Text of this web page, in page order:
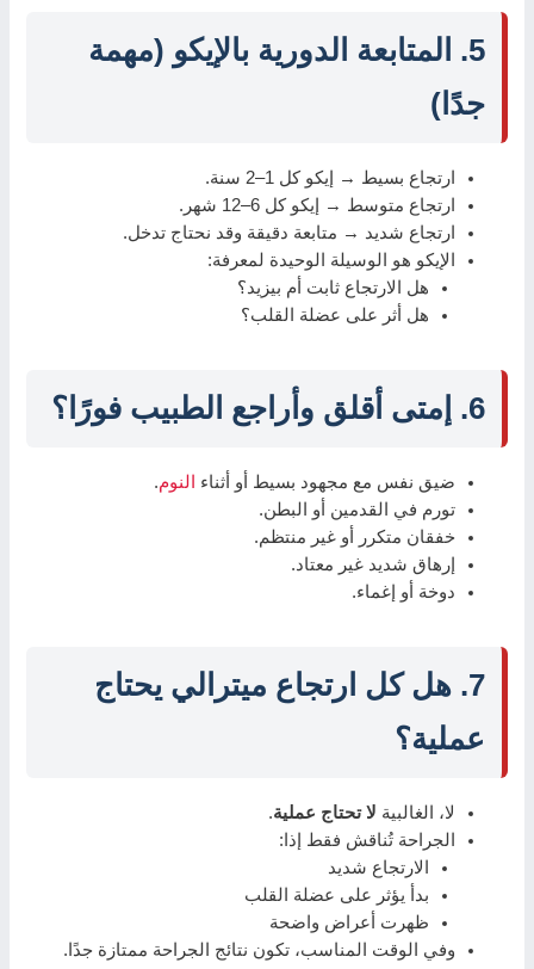
5. المتابعة الدورية بالإيكو (مهمة
جدًا)
ارتجاع بسيط → إيكو كل 1–2 سنة.
ارتجاع متوسط → إيكو كل 6–12 شهر.
ارتجاع شديد → متابعة دقيقة وقد نحتاج تدخل.
الإيكو هو الوسيلة الوحيدة لمعرفة:
هل الارتجاع ثابت أم بيزيد؟
هل أثر على عضلة القلب؟
6. إمتى أقلق وأراجع الطبيب فورًا؟
ضيق نفس مع مجهود بسيط أو أثناء النوم.
تورم في القدمين أو البطن.
خفقان متكرر أو غير منتظم.
إرهاق شديد غير معتاد.
دوخة أو إغماء.
7. هل كل ارتجاع ميترالي يحتاج
عملية؟
لا، الغالبية لا تحتاج عملية.
الجراحة تُناقش فقط إذا:
الارتجاع شديد
بدأ يؤثر على عضلة القلب
ظهرت أعراض واضحة
وفي الوقت المناسب، تكون نتائج الجراحة ممتازة جدًا.